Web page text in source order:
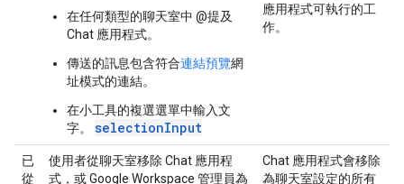
在任何類型的聊天室中 @提及
Chat 應用程式。
傳送的訊息包含符合連結預覽網
址模式的連結。
在小工具的複選選單中輸入文
字。
selectionInput
應用程式可執行的工
作。
已
從
使用者從聊天室移除 Chat 應用程
式，或 Google Workspace 管理員為
Chat 應用程式會移除
為聊天室設定的所有